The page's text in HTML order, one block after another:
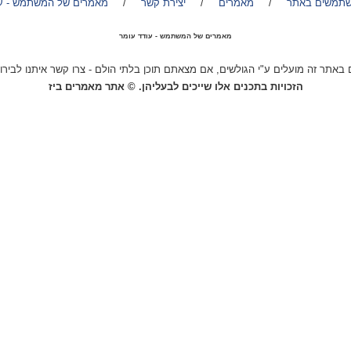
באתר / מאמרים / יצירת קשר / מאמרים של המשתמש -
מאמרים של המשתמש - עודד עומר
זה מועלים ע"י הגולשים, אם מצאתם תוכן בלתי הולם - צרו קשר איתנו
הזכויות בתכנים אלו שייכים לבעליהן. © אתר מאמרים ביז